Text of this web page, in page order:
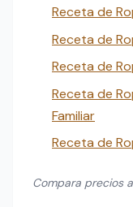
Receta de
Receta de
Receta de
Receta de
Familiar
Receta de
Compara precios